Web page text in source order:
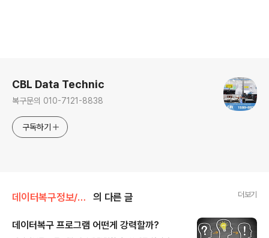
CBL Data Technic
복구문의 010-7121-8838
구독하기
데이터복구정보/복구관련정보 의 다른 글 더보기
데이터복구 프로그램 어떤게 강력할까?